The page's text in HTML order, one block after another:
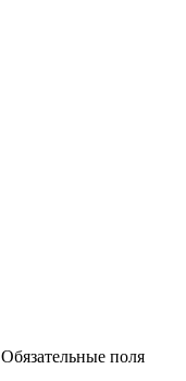
Обязательные поля